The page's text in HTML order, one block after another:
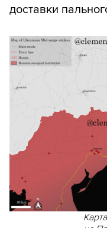
доставки